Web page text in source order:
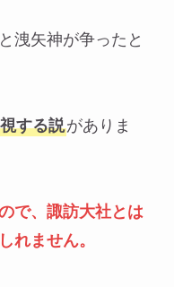
洩矢神が争ったと
する説がありま
で、諏訪大社とは
れません。